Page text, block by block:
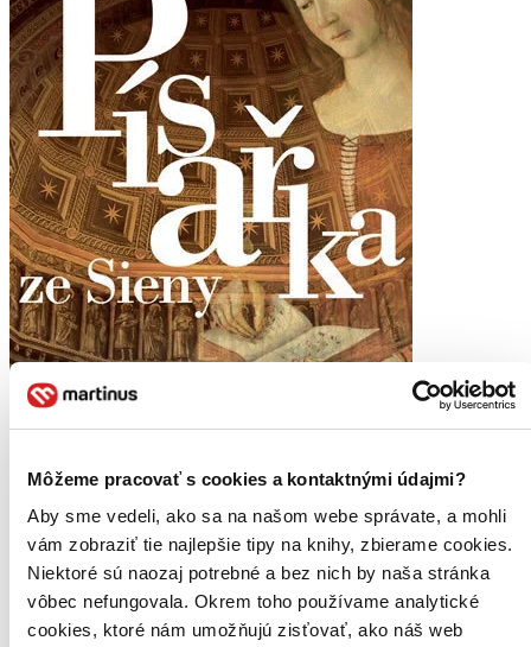
Môžeme pracovať s cookies a kontaktnými údajmi?
Aby sme vedeli, ako sa na našom webe správate, a mohli
vám zobraziť tie najlepšie tipy na knihy, zbierame cookies.
Niektoré sú naozaj potrebné a bez nich by naša stránka
vôbec nefungovala. Okrem toho používame analytické
cookies, ktoré nám umožňujú zisťovať, ako náš web
Moje aktivity